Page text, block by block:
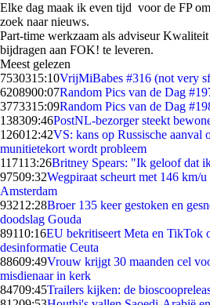
Elke dag maak ik even tijd voor de FP
zoek naar nieuws.
Part-time werkzaam als adviseur
bijdragen aan FOK! te leveren.
Meest gelezen
7530315:10VrijMiBabes #316 (not very
6208900:07Random Pics van de Dag
3773315:09Random Pics van de Dag
138309:46PostNL-bezorger steekt
126012:42VS: kans op Russische
munitietekort wordt probleem
117113:26Britney Spears: "Ik geloof dat
97509:32Wegpiraat scheurt met 146 km/
Amsterdam
93212:28Broer 135 keer gestoken en
doodslag Gouda
89110:16EU bekritiseert Meta en TikTok
desinformatie Ceuta
88609:49Vrouw krijgt 30 maanden cel
misdienaar in kerk
84709:45Trailers kijken: de